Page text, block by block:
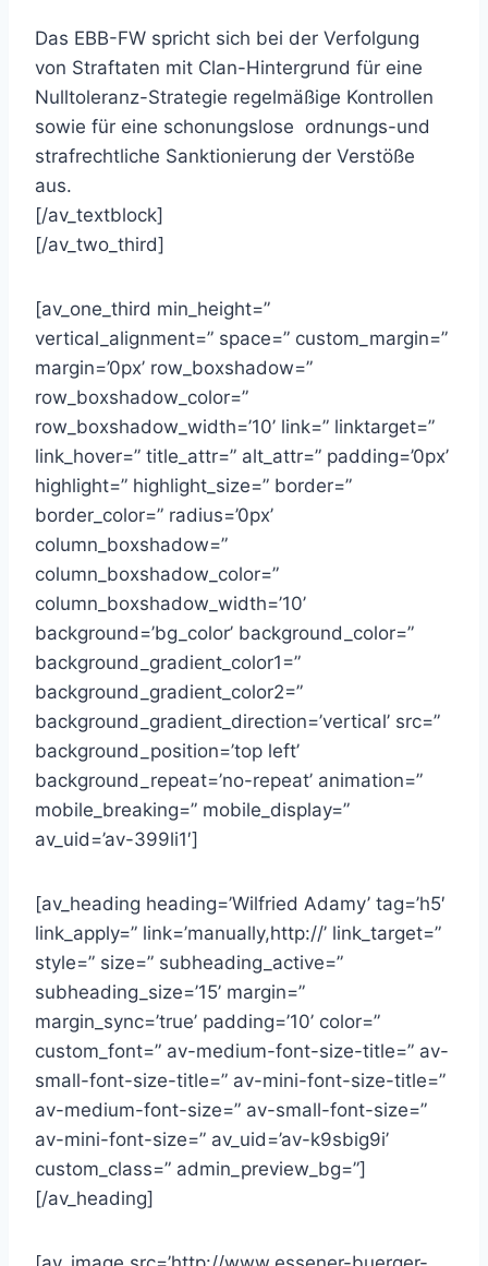
Das EBB-FW spricht sich bei der Verfolgung
von Straftaten mit Clan-Hintergrund für eine
Nulltoleranz-Strategie regelmäßige Kontrollen
sowie für eine schonungslose ordnungs-und
strafrechtliche Sanktionierung der Verstöße
aus.
[/av_textblock]
[/av_two_third]
[av_one_third min_height=”
vertical_alignment=” space=” custom_margin=”
margin=’0px’ row_boxshadow=”
row_boxshadow_color=”
row_boxshadow_width=’10’ link=” linktarget=”
link_hover=” title_attr=” alt_attr=” padding=’0px’
highlight=” highlight_size=” border=”
border_color=” radius=’0px’
column_boxshadow=”
column_boxshadow_color=”
column_boxshadow_width=’10’
background=’bg_color’ background_color=”
background_gradient_color1=”
background_gradient_color2=”
background_gradient_direction=’vertical’ src=”
background_position=’top left’
background_repeat=’no-repeat’ animation=”
mobile_breaking=” mobile_display=”
av_uid=’av-399li1′]
[av_heading heading=’Wilfried Adamy’ tag=’h5′
link_apply=” link=’manually,http://’ link_target=”
style=” size=” subheading_active=”
subheading_size=’15’ margin=”
margin_sync=’true’ padding=’10’ color=”
custom_font=” av-medium-font-size-title=” av-
small-font-size-title=” av-mini-font-size-title=”
av-medium-font-size=” av-small-font-size=”
av-mini-font-size=” av_uid=’av-k9sbig9i’
custom_class=” admin_preview_bg=”]
[/av_heading]